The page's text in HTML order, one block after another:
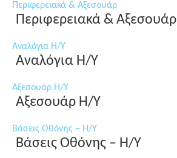
Περιφερειακά & Αξεσουάρ
Περιφερειακά & Αξεσουάρ
Αναλόγια Η/Υ
Αναλόγια Η/Υ
Αξεσουάρ Η/Υ
Αξεσουάρ Η/Υ
Βάσεις Οθόνης – Η/Υ
Βάσεις Οθόνης – Η/Υ